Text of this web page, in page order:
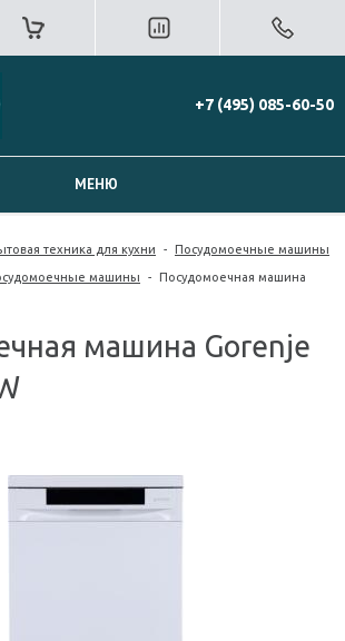
+7 (495) 085-60-50
МЕНЮ
техника для кухни - Посудомоечные машины
машины - Посудомоечная машина
машина Gorenje